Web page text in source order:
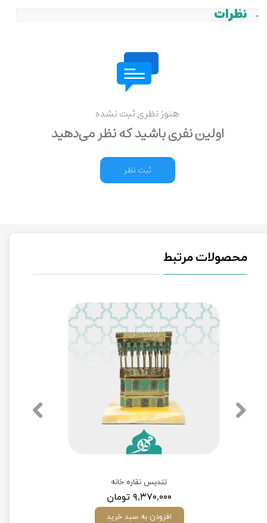
نظرات
هنوز نظری ثبت نشده
اولین نفری باشید که نظر می‌دهید
ثبت نظر
محصولات مرتبط
تندیس نقاره خانه
۹,۳۷۰,۰۰۰ تومان
افزودن به سبد خرید